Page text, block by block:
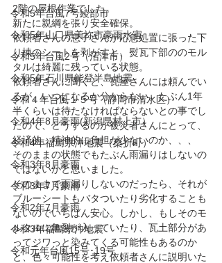
令和5年台風7号綾部市
令和5年山口県美祢市豪雨水害
令和5年台風2号（沼津市）
令和5年石川県能登半島地震
令和４年台風１５号（静岡市清水区）
令和4年8月豪雨(新潟県村上市）
令和4年福島県沖地震（桑折町）
令和3年8月豪雨
令和3年7月豪雨
令和2年7月豪雨
令和3年福島県沖地震
令和元年台風15号･19号
2階の屋根作業でした。
新たに親綱を張り安全確保。
依頼者さんの息子さんが応急処置に張った下
り棟のシートを剥がすと、熨瓦下部ののモル
タルは綺麗に残っている状態。
依頼者さんに聞くと、瓦屋さんには頼んでい
るが、いつになるか分からない。たぶん1年
半くらいは待たなければならないとの事でし
たので、どうするのが被災者さんにとって、
経済的、精神的に負担が少ないのか、、、
そのままの状態でもたぶん雨漏りはしないの
ではないかと思いました。
そのままで雨漏りしないのだったら、それが
ブルーシートもバタついたり劣化することも
ないのでいちばん安心。しかし、もしそのモ
ルタルに亀裂が入っていたり、瓦土部分があ
ってジワっと染みてくる可能性もあるのか
と、色々可能性を考え依頼者さんに説明いた